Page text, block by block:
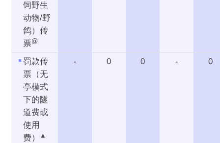
饲野生
动物/野
鸽）传
票@
罚款传
票（无
亭模式
下的隧
道费或
使用
费）
▲
- 0 0 - 0